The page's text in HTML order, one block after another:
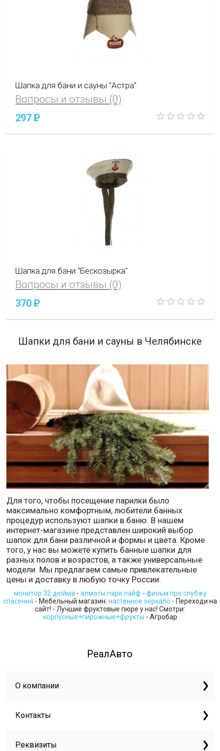
Шапка для бани и сауны "Астра"
Вопросы и отзывы (0)
297P
Шапка для бани "Бескозырка"
Вопросы и отзывы (0)
370P
Шапки для бани и сауны в Челябинске
Для того, чтобы посещение парилки было
максимально комфортным, любители банных
процедур используют шапки в баню. В нашем
интернет-магазине представлен широкий выбор
шапок для бани различной и формы и цвета. Кроме
того, у нас вы можете купить банные шапки для
разных полов и возрастов, а также универсальные
модели. Мы предлагаем самые привлекательные
цены и доставку в любую точку России.
монитор 32 дюйма- алматы парк лайф - фиоьм про слубжу
спасения - Мебельный магазин: настенное зеркало - Переходи на
сайт! - Лучшие фруктовые пюре у нас! Смотри:
корпусные+пирожные+фрукты - Агробар
РеалАвто
О компании
Контакты
Реквизиты